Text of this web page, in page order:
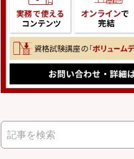
検
索